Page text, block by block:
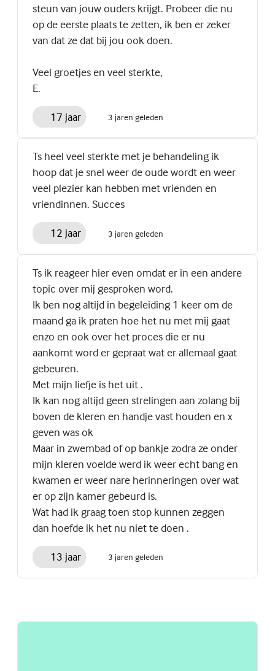
steun van jouw ouders krijgt. Probeer die nu
op de eerste plaats te zetten, ik ben er zeker
van dat ze dat bij jou ook doen.
Veel groetjes en veel sterkte,
E.
17 jaar 3 jaren geleden
Ts heel veel sterkte met je behandeling ik
hoop dat je snel weer de oude wordt en weer
veel plezier kan hebben met vrienden en
vriendinnen. Succes
12 jaar 3 jaren geleden
Ts ik reageer hier even omdat er in een andere
topic over mij gesproken word.
Ik ben nog altijd in begeleiding 1 keer om de
maand ga ik praten hoe het nu met mij gaat
enzo en ook over het proces die er nu
aankomt word er gepraat wat er allemaal gaat
gebeuren.
Met mijn liefje is het uit .
Ik kan nog altijd geen strelingen aan zolang bij
boven de kleren en handje vast houden en x
geven was ok
Maar in zwembad of op bankje zodra ze onder
mijn kleren voelde werd ik weer echt bang en
kwamen er weer nare herinneringen over wat
er op zijn kamer gebeurd is.
Wat had ik graag toen stop kunnen zeggen
dan hoefde ik het nu niet te doen .
13 jaar 3 jaren geleden